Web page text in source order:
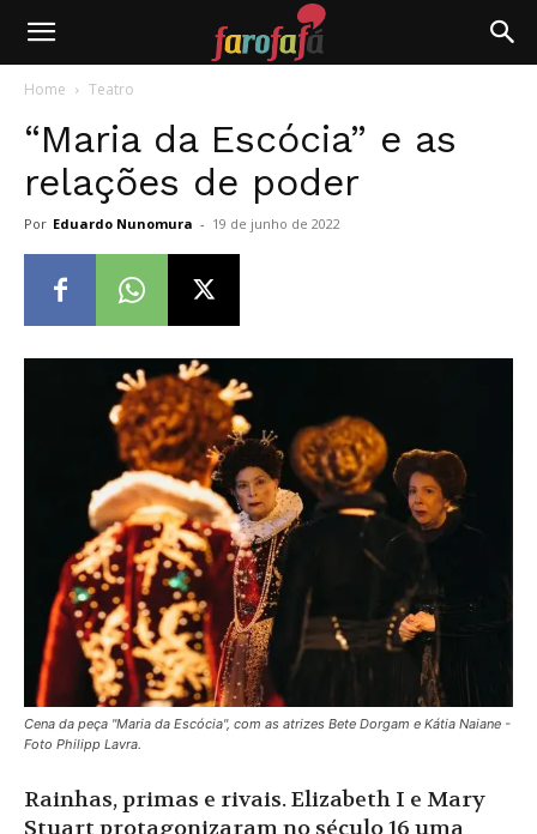
Farofafá
Home Teatro
“Maria da Escócia” e as
relações de poder
Por Eduardo Nunomura - 19 de junho de 2022
Cena da peça "Maria da Escócia", com as atrizes Bete Dorgam e Kátia Naiane -
Foto Philipp Lavra.
Rainhas, primas e rivais. Elizabeth I e Mary